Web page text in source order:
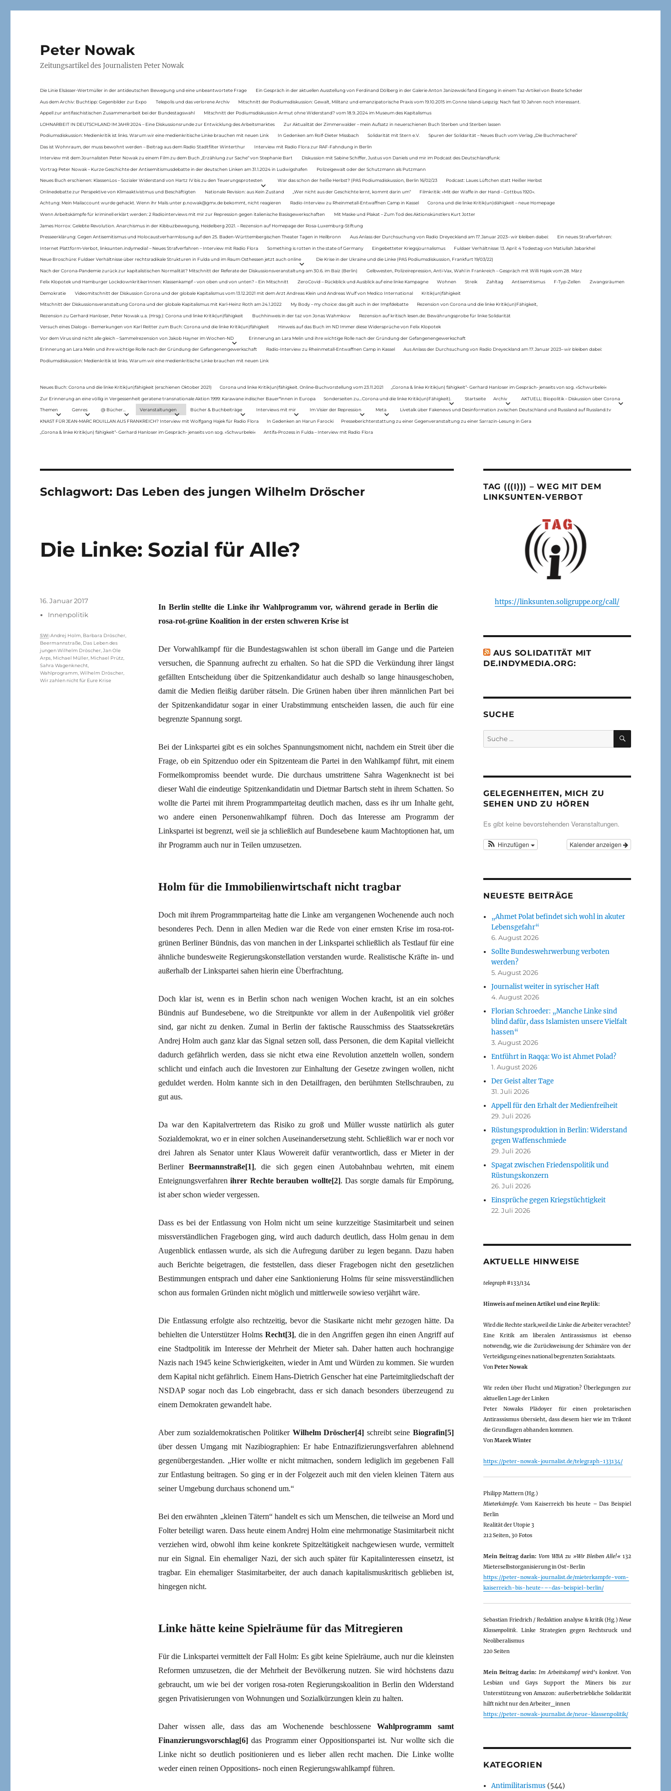
Peter Nowak
Zeitungsartikel des Journalisten Peter Nowak
Die Linie Elsässer-Wertmüller in der antideutschen Bewegung und eine unbeantwortete Frage Ein Gespräch in der aktuellen Ausstellung von Ferdinand Dölberg in der Galerie Anton Janizewski fand Eingang in einem Taz-Artikel von Beate Scheder
Aus dem Archiv: Buchtipp: Gegenbilder zur Expo Telepolis und das verlorene Archiv Mitschnitt der Podiumsdiskussion: Gewalt, Militanz und emanzipatorische Praxis vom 19.10.2015 im Conne Island-Leipzig: Nach fast 10 Jahren noch interessant.
Appell zur antifaschistischen Zusammenarbeit bei der Bundestagswahl Mitschnitt der Podiumsdiskussion Armut ohne Widerstand? vom 18.9..2024 im Museum des Kapitalismus
LOHNARBEIT IN DEUTSCHLAND IM JAHR 2024 – Eine Diskussionsrunde zur Entwicklung des Arbeitsmarktes Zur Aktualität der Zimmerwalder – mein Aufsatz in neuerschienen Buch Sterben und Sterben lassen
Podiumsdiskussion: Medienkritik ist links. Warum wir eine medienkritische Linke brauchen mit neuen Link In Gedenken am Rolf-Dieter Missbach Solidarität mit Stern e.V. Spuren der Solidarität – Neues Buch vom Verlag „Die Buchmacherei“
Das ist Wohnraum, der muss bewohnt werden – Beitrag aus dem Radio Stadtfilter Winterthur Interview mit Radio Flora zur RAF-Fahndung in Berlin
Interview mit dem Journalisten Peter Nowak zu einem Film zu dem Buch „Erzählung zur Sache“ von Stephanie Bart Diskussion mit Sabine Schiffer, Justus von Daniels und mir im Podcast des Deutschlandfunk:
Vortrag Peter Nowak – Kurze Geschichte der Antisemitismusdebatte in der deutschen Linken am 31.1.2024 in Ludwigshafen Polizeigewalt oder der Schutzmann als Putzmann
Neues Buch erschienen: KlassenLos – Sozialer Widerstand von Hartz IV bis zu den Teuerungsprotesten War das schon der heiße Herbst? (PAS Podiumsdiskussion, Berlin 16/02/23 Podcast: Laues Lüftchen statt Heißer Herbst
Onlinedebatte zur Perspektive von Klimaaktivistmus und Beschäftigten Nationale Revision: aus Kein Zustand „Wer nicht aus der Geschichte lernt, kommt darin um“ Filmkritik: »Mit der Waffe in der Hand – Cottbus 1920«.
Achtung: Mein Mailaccount wurde gehackt. Wenn ihr Mails unter p.nowak@gmx.de bekommt, nicht reagieren Radio-Interview zu Rheinmetall-Entwaffnen Camp in Kassel Corona und die linke Kritik(un)dähigkeit – neue Homepage
Wenn Arbeitskämpfe für kriminell erklärt werden: 2 Radiointerviews mit mir zur Repression gegen italienische Basisgewerkschaften Mit Maske und Plakat – Zum Tod des Aktionskünstlers Kurt Jotter
James Horrox: Gelebte Revolution. Anarchismus in der Kibbuzbewegung, Heidelberg 2021. – Rezension auf Homepage der Rosa-Luxemburg-Stiftung
Presseerklärung: Gegen Antisemitismus und Holocaustverharmlosung auf den 25. Baden-Württembergischen Theater Tagen in Heilbronn Aus Anlass der Durchsuchung von Radio Dreyeckland am 17.Januar 2023– wir bleiben dabei: Ein neues Strafverfahren:
Internet Plattform-Verbot, linksunten.indymedia1 – Neues Strafverfahren – Interview mit Radio Flora Something is rotten in the state of Germany Eingebetteter Kriegsjournalismus Fuldaer Verhältnisse: 13. April: 4 Todestag von Matiul­lah Jabarkhel
Neue Broschüre: Fuldaer Verhältnisse über rechtsradikale Strukturen in Fulda und im Raum Osthessen jetzt auch online Die Krise in der Ukraine und die Linke (PAS Podiumsdiskussion, Frankfurt 19/03/22)
Nach der Corona-Pandemie zurück zur kapitalistischen Normalität? Mitschnitt der Referate der Diskussionsveranstaltung am 30.6. im Baiz (Berlin) Gelbwesten, Polizeirepression, Anti-Vax, Wahl in Frankreich – Gespräch mit Willi Hajek vom 28. März
Felix Klopotek und Hamburger LockdownkritikerInnen: Klassenkampf – von oben und von unten? – Ein Mitschnitt ZeroCovid – Rückblick und Ausblick auf eine linke Kampagne Wohnen Streik Zahltag Antisemitismus F-Typ-Zellen Zwangsräumen
Demokratie Videomitschnitt der Diskussion Corona und der globale Kapitalismus vom 13.12.2021 mit dem Arzt Andreas Klein und Andreas Wulf von Medico International Kritik(un)fähigkeit
Mitschnitt der Diskussionsveranstaltung Corona und der globale Kapitalismus mit Karl-Heinz Roth am 24.1.2022 My Body – my choice: das gilt auch in der Impfdebatte Rezension von Corona und die linke Kritik(un)Fähigkeit,
Rezension zu Gerhard Hanloser, Peter Nowak u.a. (Hrsg.): Corona und linke Kritik(un)fähigkeit Buchhinweis in der taz von Jonas Wahmkow Rezension auf kritisch lesen.de: Bewährungsprobe für linke Solidarität
Versuch eines Dialogs – Bemerkungen von Karl Reitter zum Buch: Corona und die linke Kritik(un)fähigkeit Hinweis auf das Buch im ND Immer diese Widersprüche von Felix Klopotek
Vor dem Virus sind nicht alle gleich – Sammelrezension von Jakob Hayner im Wochen-ND Erinnerung an Lara Melin und ihre wichtige Rolle nach der Gründung der Gefangenengewerkschaft
Erinnerung an Lara Melin und ihre wichtige Rolle nach der Gründung der Gefangenengewerkschaft Radio-Interview zu Rheinmetall-Entwaffnen Camp in Kassel Aus Anlass der Durchsuchung von Radio Dreyeckland am 17.Januar 2023– wir bleiben dabei:
Podiumsdiskussion: Medienkritik ist links. Warum wir eine medienkritische Linke brauchen mit neuen Link
Neues Buch: Corona und die linke Kritik(un)fähigkeit (erschienen Oktober 2021) Corona und linke Kritik(un)fähigkeit. Online-Buchvorstellung vom 23.11.2021 „Corona & linke Kritik(un) fähigkeit“- Gerhard Hanloser im Gespräch- jenseits von sog. »Schwurbelei«
Zur Erinnerung an eine völlig in Vergessenheit geratene transnationale Aktion 1999: Karawane indischer Bauer*innen in Europa Sonderseiten zu…Corona und die linke Kritik(un)Fähigkeit). Startseite Archiv AKTUELL: Biopolitik – Diskussion über Corona
Themen Genres @ Bücher… Veranstaltungen Bücher & Buchbeiträge Interviews mit mir Im Visier der Repression Meta Livetalk über Fakenews und Desinformation zwischen Deutschland und Russland auf Russland.tv
KNAST FÜR JEAN-MARC ROUILLAN AUS FRANKREICH? Interview mit Wolfgang Hajek für Radio Flora In Gedenken an Harun Farocki Presseberichterstattung zu einer Gegenveranstaltung zu einer Sarrazin-Lesung in Gera
„Corona & linke Kritik(un) fähigkeit“- Gerhard Hanloser im Gespräch- jenseits von sog. »Schwurbelei« Antifa-Prozess in Fulda – Interview mit Radio Flora
Schlagwort: Das Leben des jungen Wilhelm Dröscher
Die Linke: Sozial für Alle?
In Berlin stellte die Linke ihr Wahlprogramm vor, während gerade in Berlin die
rosa-rot-grüne Koalition in der ersten schweren Krise ist
Der Vorwahlkampf für die Bundestagswahlen ist schon überall im Gange und die Parteien
versuchen, die Spannung aufrecht zu erhalten. So hat die SPD die Verkündung ihrer längst
gefällten Entscheidung über die Spitzenkandidatur auch deshalb so lange hinausgeschoben,
damit die Medien fleißig darüber rätseln. Die Grünen haben über ihren männlichen Part bei
der Spitzenkandidatur sogar in einer Urabstimmung entscheiden lassen, die auch für eine
begrenzte Spannung sorgt.
Bei der Linkspartei gibt es ein solches Spannungsmoment nicht, nachdem ein Streit über die
Frage, ob ein Spitzenduo oder ein Spitzenteam die Partei in den Wahlkampf führt, mit einem
Formelkompromiss beendet wurde. Die durchaus umstrittene Sahra Wagenknecht ist bei
dieser Wahl die eindeutige Spitzenkandidatin und Dietmar Bartsch steht in ihrem Schatten. So
wollte die Partei mit ihrem Programmparteitag deutlich machen, dass es ihr um Inhalte geht,
wo andere einen Personenwahlkampf führen. Doch das Interesse am Programm der
Linkspartei ist begrenzt, weil sie ja schließlich auf Bundesebene kaum Machtoptionen hat, um
ihr Programm auch nur in Teilen umzusetzen.
Holm für die Immobilienwirtschaft nicht tragbar
Doch mit ihrem Programmparteitag hatte die Linke am vergangenen Wochenende auch noch
besonderes Pech. Denn in allen Medien war die Rede von einer ernsten Krise im rosa-rot-
grünen Berliner Bündnis, das von manchen in der Linkspartei schließlich als Testlauf für eine
ähnliche bundesweite Regierungskonstellation verstanden wurde. Realistische Kräfte in- und
außerhalb der Linkspartei sahen hierin eine Überfrachtung.
Doch klar ist, wenn es in Berlin schon nach wenigen Wochen kracht, ist an ein solches
Bündnis auf Bundesebene, wo die Streitpunkte vor allem in der Außenpolitik viel größer
sind, gar nicht zu denken. Zumal in Berlin der faktische Rausschmiss des Staatssekretärs
Andrej Holm auch ganz klar das Signal setzen soll, dass Personen, die dem Kapital vielleicht
dadurch gefährlich werden, dass sie nicht etwa eine Revolution anzetteln wollen, sondern
schlicht und einfach auch die Investoren zur Einhaltung der Gesetze zwingen wollen, nicht
geduldet werden. Holm kannte sich in den Detailfragen, den berühmten Stellschrauben, zu
gut aus.
Da war den Kapitalvertretern das Risiko zu groß und Müller wusste natürlich als guter
Sozialdemokrat, wo er in einer solchen Auseinandersetzung steht. Schließlich war er noch vor
drei Jahren als Senator unter Klaus Wowereit dafür verantwortlich, dass er Mieter in der
BerlinerBeermannstraße[1], die sich gegen einen Autobahnbau wehrten, mit einem
Enteignungsverfahrenihrer Rechte berauben wollte[2]. Das sorgte damals für Empörung,
ist aber schon wieder vergessen.
Dass es bei der Entlassung von Holm nicht um seine kurzzeitige Stasimitarbeit und seinen
missverständlichen Fragebogen ging, wird auch dadurch deutlich, dass Holm genau in dem
Augenblick entlassen wurde, als sich die Aufregung darüber zu legen begann. Dazu haben
auch Berichte beigetragen, die feststellen, dass dieser Fragebogen nicht den gesetzlichen
Bestimmungen entsprach und daher eine Sanktionierung Holms für seine missverständlichen
schon aus formalen Gründen nicht möglich und mittlerweile sowieso verjährt wäre.
Die Entlassung erfolgte also rechtzeitig, bevor die Stasikarte nicht mehr gezogen hätte. Da
behielten die Unterstützer Holms Recht[3], die in den Angriffen gegen ihn einen Angriff auf
eine Stadtpolitik im Interesse der Mehrheit der Mieter sah. Daher hatten auch hochrangige
Nazis nach 1945 keine Schwierigkeiten, wieder in Amt und Würden zu kommen. Sie wurden
dem Kapital nicht gefährlich. Einem Hans-Dietrich Genscher hat eine Parteimitgliedschaft der
NSDAP sogar noch das Lob eingebracht, dass er sich danach besonders überzeugend zu
einem Demokraten gewandelt habe.
Aber zum sozialdemokratischen Politiker Wilhelm Dröscher[4] schreibt seine Biografin[5]
über dessen Umgang mit Nazibiographien: Er habe Entnazifizierungsverfahren ablehnend
gegenübergestanden. „Hier wollte er nicht mitmachen, sondern lediglich im gegebenen Fall
zur Entlastung beitragen. So ging er in der Folgezeit auch mit den vielen kleinen Tätern aus
seiner Umgebung durchaus schonend um.“
Bei den erwähnten „kleinen Tätern“ handelt es sich um Menschen, die teilweise an Mord und
Folter beteiligt waren. Dass heute einem Andrej Holm eine mehrmonatige Stasimitarbeit nicht
verziehen wird, obwohl ihm keine konkrete Spitzeltätigkeit nachgewiesen wurde, vermittelt
nur ein Signal. Ein ehemaliger Nazi, der sich auch später für Kapitalinteressen einsetzt, ist
tragbar. Ein ehemaliger Stasimitarbeiter, der auch danach kapitalismuskritisch geblieben ist,
hingegen nicht.
Linke hätte keine Spielräume für das Mitregieren
Für die Linkspartei vermittelt der Fall Holm: Es gibt keine Spielräume, auch nur die kleinsten
Reformen umzusetzen, die der Mehrheit der Bevölkerung nutzen. Sie wird höchstens dazu
gebraucht, um wie bei der vorigen rosa-roten Regierungskoalition in Berlin den Widerstand
gegen Privatisierungen von Wohnungen und Sozialkürzungen klein zu halten.
Daher wissen alle, dass das am Wochenende beschlosseneWahlprogramm samt
Finanzierungsvorschlag[6]das Programm einer Oppositionspartei ist. Nur wollte sich die
Linke nicht so deutlich positionieren und es lieber allen recht machen. Die Linke wollte
weder einen reinen Oppositions- noch einen Regierungswahlkampf führen.
Veröffentlicht
16. Januar 2017
Kategorien
Innenpolitik
Schlagwörter
SW:Andrej Holm Barbara Dröscher
Beermannstraße Das Leben des
jungen Wilhelm Dröscher ,Jan Ole
Arps Michael Müller Michael Prütz
Sahra Wagenknecht
Wahlprogramm ,Wilhelm Dröscher
Wir zahlen nicht für Eure Krise
TAG (((I))) – WEG MIT DEM
LINKSUNTEN-VERBOT
https://linksunten.soligruppe.org/call/
AUS SOLIDATITÄT MIT
DE.INDYMEDIA.ORG:
SUCHE
Suche
nach:
SUCHEN
GELEGENHEITEN, MICH ZU
SEHEN UND ZU HÖREN
Es gibt keine bevorstehenden Veranstaltungen.
Kalender anzeigen
Hinzufügen
NEUESTE BEITRÄGE
„Ahmet Polat befindet sich wohl in akuter
Lebensgefahr“
6. August 2026
Sollte Bundeswehrwerbung verboten
werden?
5. August 2026
Journalist weiter in syrischer Haft
4. August 2026
Florian Schroeder: „Manche Linke sind
blind dafür, dass Islamisten unsere Vielfalt
hassen“
3. August 2026
Entführt in Raqqa: Wo ist Ahmet Polad?
1. August 2026
Der Geist alter Tage
31. Juli 2026
Appell für den Erhalt der Medienfreiheit
29. Juli 2026
Rüstungsproduktion in Berlin: Widerstand
gegen Waffenschmiede
29. Juli 2026
Spagat zwischen Friedenspolitik und
Rüstungskonzern
26. Juli 2026
Einsprüche gegen Kriegstüchtigkeit
22. Juli 2026
AKTUELLE HINWEISE
telegraph#133/134
Hinweis auf meinen Artikel und eine Replik:
Wird die Rechte stark,weil die Linke die Arbeiter verachtet?
Eine Kritik am liberalen Antirassismus ist ebenso
notwendig, wie die Zurückweisung der Schimäre von der
Verteidigung eines national begrenzten Sozialstaats.
VonPeter Nowak
Wir reden über Flucht und Migration? Überlegungen zur
aktuellen Lage der Linken
Peter Nowaks Plädoyer für einen proletarischen
Antirassismus übersieht, dass diesem hier wie im Trikont
die Grundlagen abhanden kommen.
VonMarek Winter
https://peter-nowak-journalist.de/telegraph-133134/
Philipp Mattern (Hg.)
Mieterkämpfe. Vom Kaiserreich bis heute – Das Beispiel
Berlin
Realität der Utopie 3
212 Seiten, 30 Fotos
Mein Beitrag darin: Vom WBA zu »Wir Bleiben Alle!«132
Mieterselbstorganisierung in Ost-Berlin
https://peter-nowak-journalist.de/mieterkampfe-vom-
kaiserreich-bis-heute-–-das-beispiel-berlin/
Sebastian Friedrich / Redaktion analyse & kritik (Hg.) Neue
Klassenpolitik. Linke Strategien gegen Rechtsruck und
Neoliberalismus
220 Seiten
Mein Beitrag darin: Im Arbeitskampf wird’s konkret. Von
Lesbian und Gays Support the Miners bis zur
Unterstützung von Amazon: außerbetriebliche Solidarität
hilft nicht nur den Arbeiter_innen
https://peter-nowak-journalist.de/neue-klassenpolitik/
KATEGORIEN
Antimilitarismus (544)